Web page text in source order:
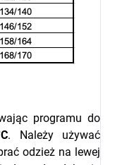
programu do
. Należy używać
odzież na lewej